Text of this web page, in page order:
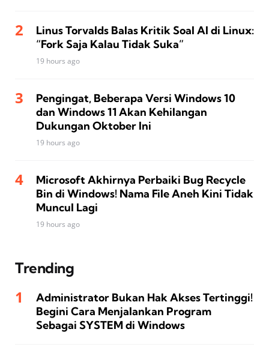
Linus Torvalds Balas Kritik Soal AI di Linux:
“Fork Saja Kalau Tidak Suka”
19 hours ago
Pengingat, Beberapa Versi Windows 10
dan Windows 11 Akan Kehilangan
Dukungan Oktober Ini
19 hours ago
Microsoft Akhirnya Perbaiki Bug Recycle
Bin di Windows! Nama File Aneh Kini Tidak
Muncul Lagi
19 hours ago
Trending
Administrator Bukan Hak Akses Tertinggi!
Begini Cara Menjalankan Program
Sebagai SYSTEM di Windows